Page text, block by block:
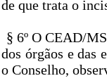
de que trata o
§ 6º O CEAD/
dos órgãos e das
o Conselho,